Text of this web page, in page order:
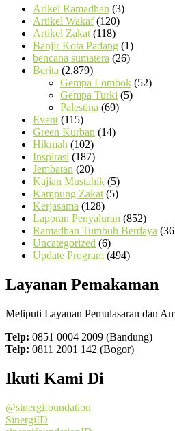
Arikel Ramadhan (3)
Artikel Wakaf(120)
Artikel Zakat(118)
Banjir Kota Padang (1)
bencana sumatera (26)
Berita (2,879)
Gempa Lombok (52)
Gempa Turki (5)
Palestina (69)
Event(115)
Green Kurban (14)
Hikmah (102)
Inspirasi (187)
Jembatan (20)
Kajian Mustahik (5)
Kampung Zakat(5)
Kerjasama (128)
Laporan Penyaluran (852)
Ramadhan Tumbuh Berdaya
Uncategorized (6)
Update Program (494)
Layanan Pemakaman
Meliputi Layanan Pemulasaran dan
Telp: 0851 0004 2009 (Bandung)
Telp: 0811 2001 142 (Bogor)
Ikuti Kami Di
@sinergifoundation
SinergiID